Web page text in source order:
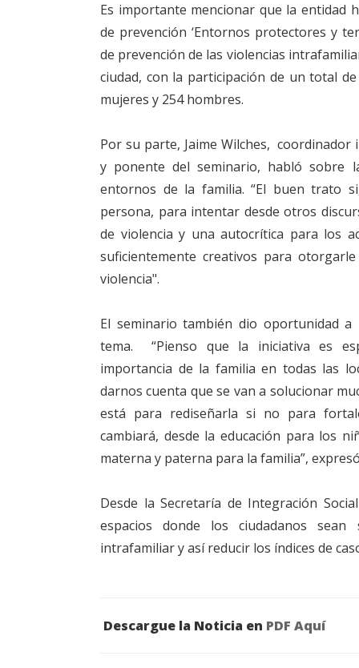
Es importante mencionar que la entidad
de prevención ‘Entornos protectores y
de prevención de las violencias
ciudad, con la participación de un total
mujeres y 254 hombres.
Por su parte, Jaime Wilches,
y ponente del seminario, habló sobre
entornos de la familia. “El buen trato
persona, para intentar desde otros
de violencia y una autocrítica para los
suficientemente creativos para
violencia".
El seminario también dio oportunidad
tema. “Pienso que la iniciativa es
importancia de la familia en todas las
darnos cuenta que se van a solucionar
está para rediseñarla si no para
cambiará, desde la educación para los
materna y paterna para la familia”,
Desde la Secretaría de Integración
espacios donde los ciudadanos
intrafamiliar y así reducir los índices de
Descargue la Noticia en PDF Aquí